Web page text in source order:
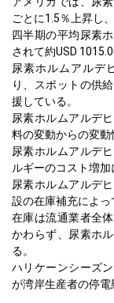
ごとに1.5％上昇し
四半期の平均尿素
されて約USD
尿素ホルムアルデ
り、スポットの供
援している。
尿素ホルムアルデ
料の変動からの変動
尿素ホルムアルデ
ルギーのコスト増加
尿素ホルムアルデ
設の在庫補充によっ
在庫は流通業者全
かわらず、尿素ホ
る。
ハリケーンシーズ
が湾岸生産者の停電